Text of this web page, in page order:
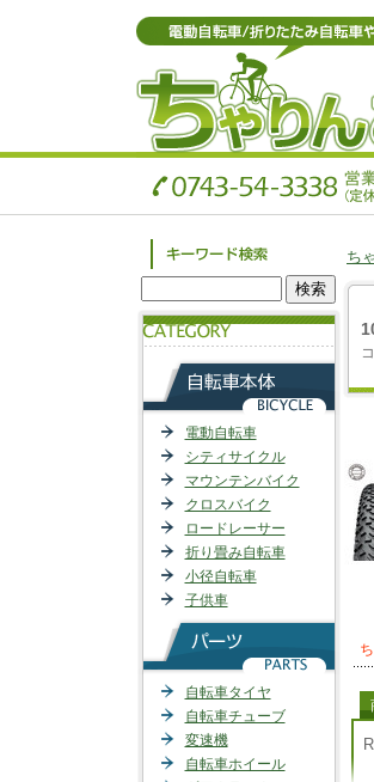
電動自転車
シティサイクル
マウンテンバイク
クロスバイク
ロードレーサー
折り畳み自転車
小径自転車
子供車
自転車タイヤ
自転車チューブ
変速機
自転車ホイール
ち